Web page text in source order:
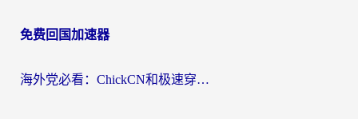
导
免费回国加速器
海外党必看：ChickCN和极速穿梭VPN好用吗？3招教你选对回国加速器无缝刷国内资源